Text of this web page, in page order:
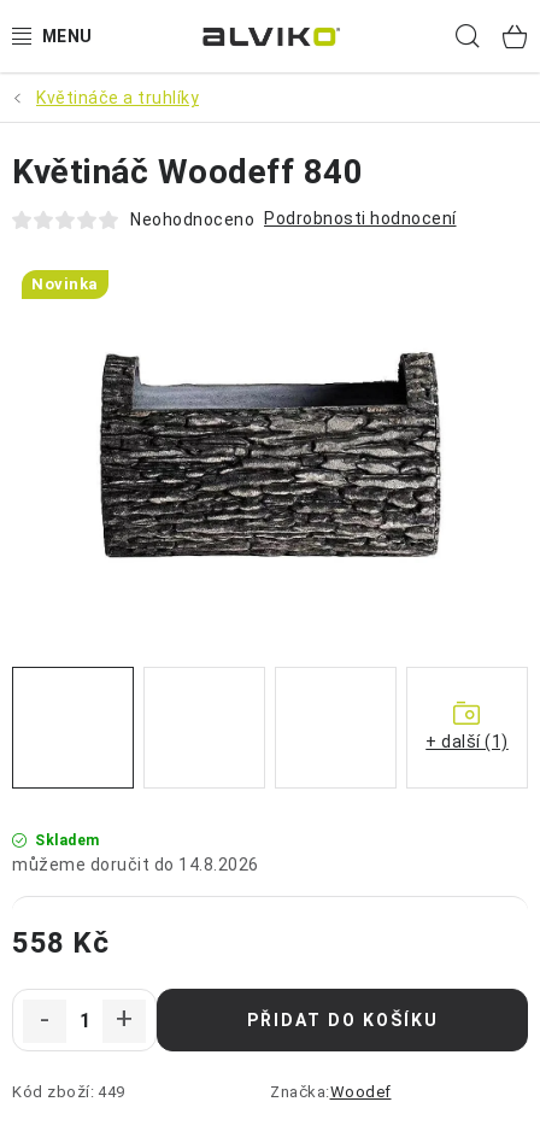
na
VÝPRODEJ
🌱 ZAHRADA 🌱
💦 SUDY NA VODU 💦
🔨 DÍLNA 🧰
BRUMEE ODRÁŽEDLA
🐕‍🦺 DOMÁCÍ MAZLÍČCI 🐈
SUDY NA VÍNO
OCHRANNÉ POMŮCKY
KONTAKTY
ZNAČKY
Jak nakupovat Obchodní podmínky
Podmínky ochrany osobních údajů
Doprava a platba
Květináče a truhlíky
Skladem
14.8.2026
558 Kč
PŘIDAT DO KOŠÍKU
Kód zboží: 449 Značka:Woodef
Květináč Woodeff 840
Neohodnoceno Podrobnosti hodnocení
Novinka
+ další (1)